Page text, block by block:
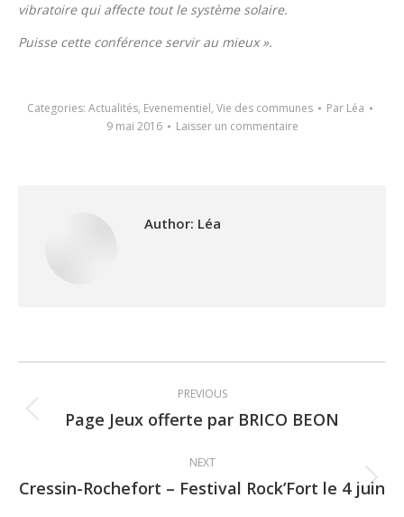
vibratoire qui affecte tout le système solaire.
Puisse cette conférence servir au mieux ».
Categories: Actualités, Evenementiel, Vie des communes Par Léa
9 mai 2016
Laisser un commentaire
Author: Léa
navigation
PREVIOUS
Previous
Page Jeux offerte par BRICO BEON
NEXT
Next
Cressin-Rochefort – Festival Rock’Fort le 4 juin